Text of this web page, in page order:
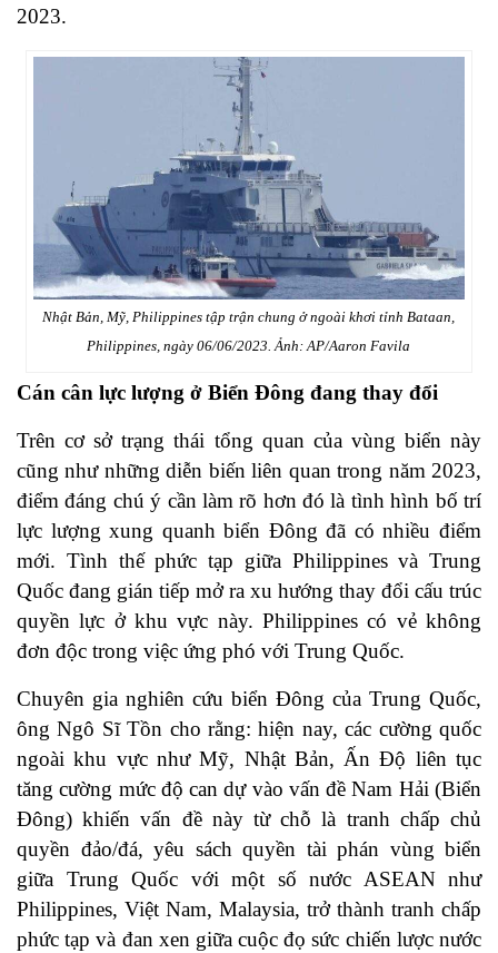
2023.
Nhật Bản, Mỹ, Philippines tập trận chung ở ngoài khơi tỉnh Bataan,
Philippines, ngày 06/06/2023. Ảnh: AP/Aaron Favila
Cán cân lực lượng ở Biển Đông đang thay đổi
Trên cơ sở trạng thái tổng quan của vùng biển này
cũng như những diễn biến liên quan trong năm 2023,
điểm đáng chú ý cần làm rõ hơn đó là tình hình bố trí
lực lượng xung quanh biển Đông đã có nhiều điểm
mới. Tình thế phức tạp giữa Philippines và Trung
Quốc đang gián tiếp mở ra xu hướng thay đổi cấu trúc
quyền lực ở khu vực này. Philippines có vẻ không
đơn độc trong việc ứng phó với Trung Quốc.
Chuyên gia nghiên cứu biển Đông của Trung Quốc,
ông Ngô Sĩ Tồn cho rằng: hiện nay, các cường quốc
ngoài khu vực như Mỹ, Nhật Bản, Ấn Độ liên tục
tăng cường mức độ can dự vào vấn đề Nam Hải (Biển
Đông) khiến vấn đề này từ chỗ là tranh chấp chủ
quyền đảo/đá, yêu sách quyền tài phán vùng biển
giữa Trung Quốc với một số nước ASEAN như
Philippines, Việt Nam, Malaysia, trở thành tranh chấp
phức tạp và đan xen giữa cuộc đọ sức chiến lược nước